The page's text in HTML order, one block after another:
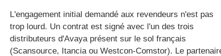
L'engagement initial demandé aux revendeurs n'est pas
trop lourd. Un contrat est signé avec l'un des trois
distributeurs d'Avaya présent sur le sol français
(Scansource, Itancia ou Westcon-Comstor). Le